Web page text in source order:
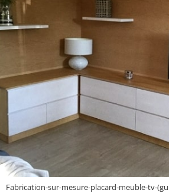
Fabrication-sur-mesure-placard-meuble-tv-